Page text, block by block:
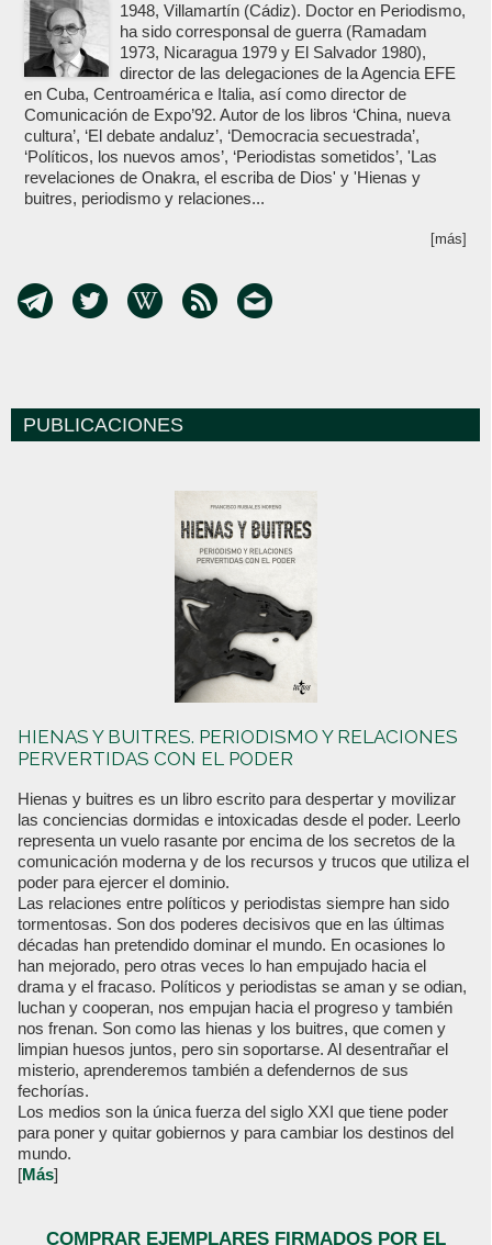
1948, Villamartín (Cádiz). Doctor en Periodismo,
ha sido corresponsal de guerra (Ramadam
1973, Nicaragua 1979 y El Salvador 1980),
director de las delegaciones de la Agencia EFE
en Cuba, Centroamérica e Italia, así como director de
Comunicación de Expo’92. Autor de los libros ‘China, nueva
cultura’, ‘El debate andaluz’, ‘Democracia secuestrada’,
‘Políticos, los nuevos amos’, ‘Periodistas sometidos’, 'Las
revelaciones de Onakra, el escriba de Dios' y 'Hienas y
buitres, periodismo y relaciones...
[más]
PUBLICACIONES
HIENAS Y BUITRES. PERIODISMO Y RELACIONES
PERVERTIDAS CON EL PODER
Hienas y buitres es un libro escrito para despertar y movilizar
las conciencias dormidas e intoxicadas desde el poder. Leerlo
representa un vuelo rasante por encima de los secretos de la
comunicación moderna y de los recursos y trucos que utiliza el
poder para ejercer el dominio.
Las relaciones entre políticos y periodistas siempre han sido
tormentosas. Son dos poderes decisivos que en las últimas
décadas han pretendido dominar el mundo. En ocasiones lo
han mejorado, pero otras veces lo han empujado hacia el
drama y el fracaso. Políticos y periodistas se aman y se odian,
luchan y cooperan, nos empujan hacia el progreso y también
nos frenan. Son como las hienas y los buitres, que comen y
limpian huesos juntos, pero sin soportarse. Al desentrañar el
misterio, aprenderemos también a defendernos de sus
fechorías.
Los medios son la única fuerza del siglo XXI que tiene poder
para poner y quitar gobiernos y para cambiar los destinos del
mundo.
[Más]
COMPRAR EJEMPLARES FIRMADOS POR EL